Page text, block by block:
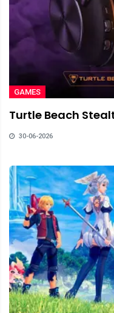
GAMES
Turtle Beach
30-06-2026